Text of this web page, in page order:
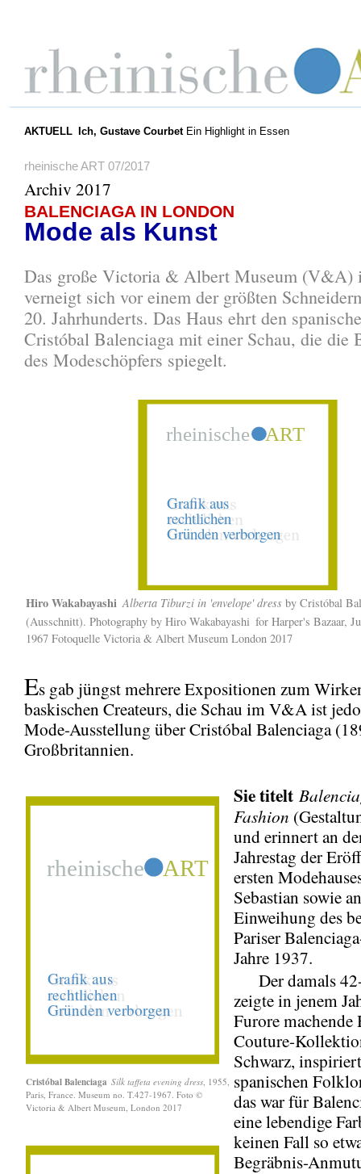
AKTUELL Ich, Gustave CourbetEin Highlight in Essen
rheinische ART 07/2017
Archiv 2017
BALENCIAGA IN LONDON
Mode als Kunst
Das große Victoria & Albert Museum (V&A)
verneigt sich vor einem der größten
20. Jahrhunderts. Das Haus ehrt den
Cristóbal Balenciaga mit einer Schau, die die
des Modeschöpfers spiegelt.
Hiro Wakabayashi Alberta Tiburzi in 'envelope' dress by Cristóbal
(Ausschnitt). Photography by Hiro Wakabayashi for Harper's Bazaar,
1967 Fotoquelle Victoria & Albert Museum London 2017
Es gab jüngst mehrere Expositionen zum
baskischen Createurs, die Schau im V&A ist
Mode-Ausstellung über Cristóbal Balenciaga
Großbritannien.
Cristóbal Balenciaga Silk taffeta evening dress , 1955,
Paris, France. Museum no. T.427-1967. Foto ©
Victoria & Albert Museum, London 2017
Sie titelt
Fashion
und erinnert an
Jahrestag der
ersten
Sebastian sowie
Einweihung des
Pariser
Jahre 1937.
Der damals
zeigte in jenem
Furore machende
Couture-
Schwarz,
spanischen
das war für
eine lebendige
keinen Fall so
Begräbnis-